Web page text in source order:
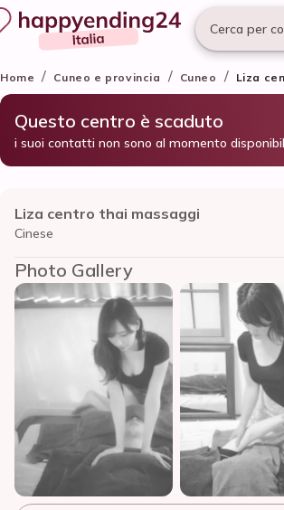
Cerca per
Home / Cuneo e provincia / Cuneo / Liza
Questo centro è scaduto
i suoi contatti non sono al momento
Liza centro thai massaggi
Cinese
Photo Gallery